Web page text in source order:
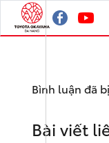
Bình luận đã
Bài viết